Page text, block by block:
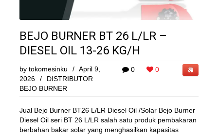
BEJO BURNER BT 26 L/LR –
DIESEL OIL 13-26 KG/H
0 0
by tokomesinku / April 9,
2026
/
DISTRIBUTOR
BEJO BURNER
Jual Bejo Burner BT26 L/LR Diesel Oil /Solar Bejo Burner
Diesel Oil seri BT 26 L/LR salah satu produk pembakaran
berbahan bakar solar yang menghasilkan kapasitas